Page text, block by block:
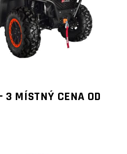
3 MÍSTNÝ CENA OD